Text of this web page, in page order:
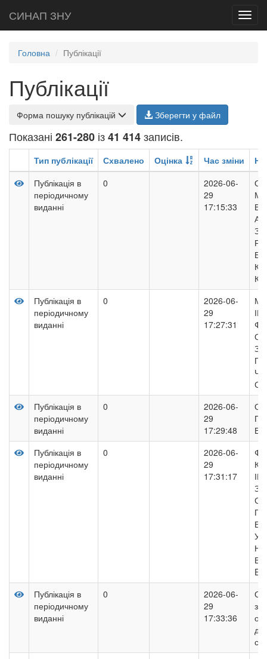
СИНАП ЗНУ
Головна Публікації
Публікації
Форма пошуку публікацій Зберегти у файл
Показані 261-280 із41 414записів.
Тип публікації Схвалено Оцінка Час зміни
Публікація в
періодичному
виданні
0
2026-06-
29
17:15:33
Публікація в
періодичному
виданні
0
2026-06-
29
17:27:31
Публікація в
періодичному
виданні
0
2026-06-
29
17:29:48
Публікація в
періодичному
виданні
0
2026-06-
29
17:31:17
Публікація в
періодичному
виданні
0
2026-06-
29
17:33:36